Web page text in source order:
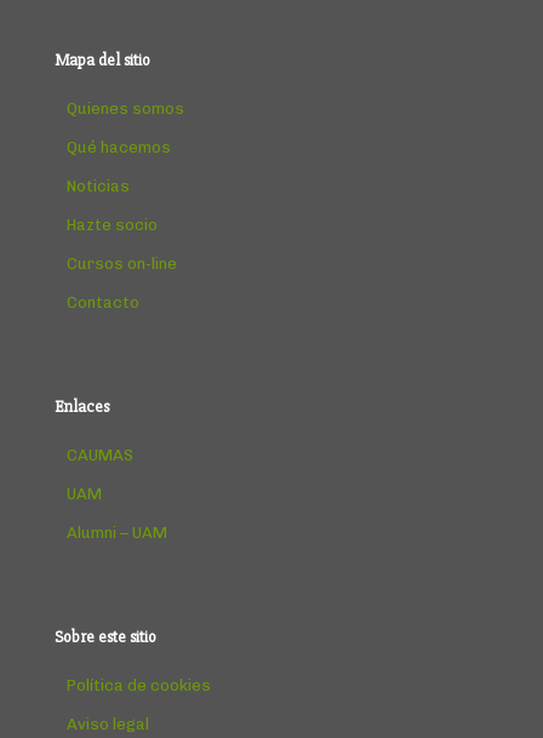
Mapa del sitio
Quienes somos
Qué hacemos
Noticias
Hazte socio
Cursos on-line
Contacto
Enlaces
CAUMAS
UAM
Alumni – UAM
Sobre este sitio
Política de cookies
Aviso legal